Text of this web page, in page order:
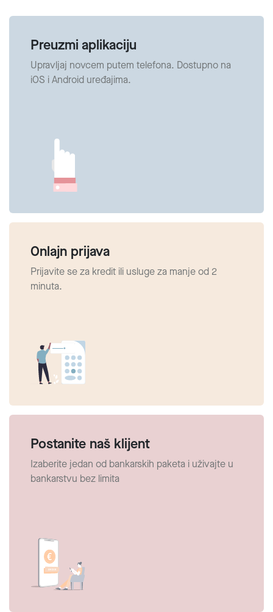
Preuzmi aplikaciju
Upravljaj novcem putem telefona. Dostupno na
iOS i Android uređajima.
Onlajn prijava
Prijavite se za kredit ili usluge za manje od 2
minuta.
Postanite naš klijent
Izaberite jedan od bankarskih paketa i uživajte u
bankarstvu bez limita